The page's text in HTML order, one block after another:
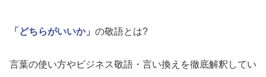
「どちらがいいか」 の敬語とは?
言葉の使い方やビジネス敬語・言い換えを徹底解釈してい